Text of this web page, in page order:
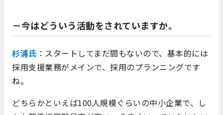
－今はどういう活動をされていますか。
杉浦氏 ：スタートしてまだ間もないので、基本的には
採用支援業務がメインで、採用のプランニングです
ね。
どちらかといえば100人規模ぐらいの中小企業で、し